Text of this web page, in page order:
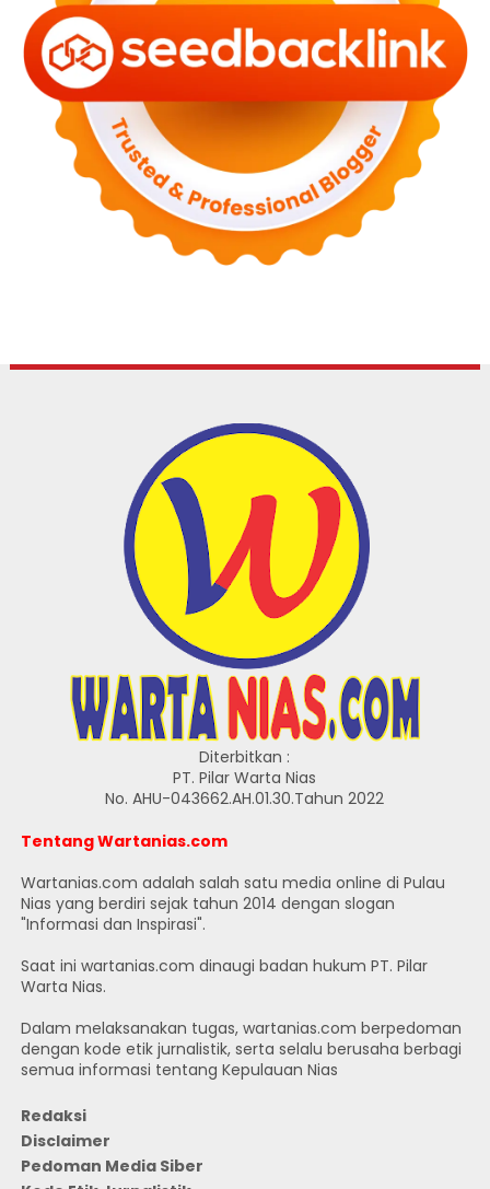
Diterbitkan :
PT. Pilar Warta Nias
No. AHU-043662.AH.01.30.Tahun 2022
Tentang Wartanias.com
Wartanias.com adalah salah satu media online di Pulau
Nias yang berdiri sejak tahun 2014 dengan slogan
"Informasi dan Inspirasi".
Saat ini wartanias.com dinaugi badan hukum PT. Pilar
Warta Nias.
Dalam melaksanakan tugas, wartanias.com berpedoman
dengan kode etik jurnalistik, serta selalu berusaha berbagi
semua informasi tentang Kepulauan Nias
Redaksi
Disclaimer
Pedoman Media Siber